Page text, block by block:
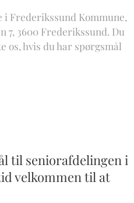
Frederikssund Kommune,
7, 3600 Frederikssund. Du
os, hvis du har spørgsmål
til seniorafdelingen i
velkommen til at